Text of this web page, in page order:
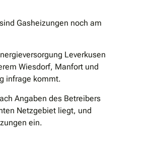
Gasheizungen noch am
Leverkusen
Wiesdorf, Manfort und
infrage kommt.
Angaben des Betreibers
Netzgebiet liegt, und
ein.